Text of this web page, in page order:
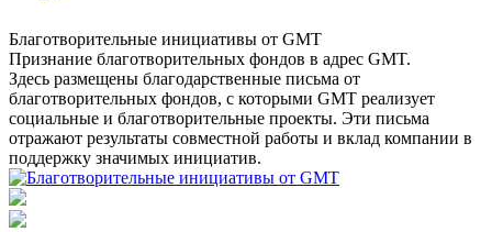
Благотворительные инициативы от GMT
Признание благотворительных фондов в адрес GMT.
Здесь размещены благодарственные письма от
благотворительных фондов, с которыми GMT реализует
социальные и благотворительные проекты. Эти письма
отражают результаты совместной работы и вклад компании в
поддержку значимых инициатив.